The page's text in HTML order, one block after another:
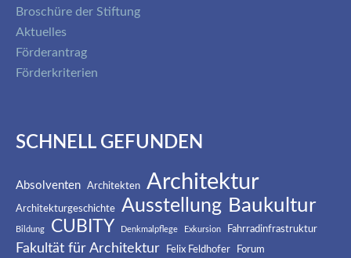
Broschüre der Stiftung
Aktuelles
Förderantrag
Förderkriterien
SCHNELL GEFUNDEN
Absolventen Architekten Architektur
Architekturgeschichte Ausstellung Baukultur
Bildung CUBITY Denkmalpflege Exkursion Fahrradinfrastruktur
Fakultät für Architektur Felix Feldhofer Forum